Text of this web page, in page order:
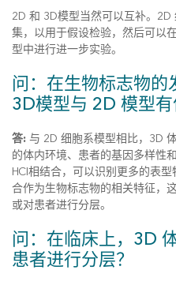
2D 和 3D模型当然可以互补。
集，以用于假设检验，然后可以
型中进行进一步实验。
问：在生物标志物
3D模型与 2D 模型有
答: 与 2D 细胞系模型相比，3D
的体内环境、患者的基因多样性
HCI相结合，可以识别更多的表
合作为生物标志物的相关特征，
或对患者进行分层。
问：在临床上，3D
患者进行分层？